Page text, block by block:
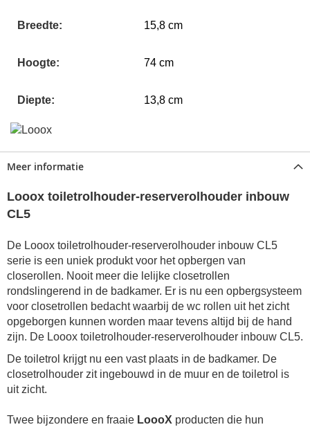
Breedte: 15,8 cm
Hoogte: 74 cm
Diepte: 13,8 cm
Meer informatie
Looox toiletrolhouder-reserverolhouder inbouw
CL5
De Looox toiletrolhouder-reserverolhouder inbouw CL5
serie is een uniek produkt voor het opbergen van
closerollen. Nooit meer die lelijke closetrollen
rondslingerend in de badkamer. Er is nu een opbergsysteem
voor closetrollen bedacht waarbij de wc rollen uit het zicht
opgeborgen kunnen worden maar tevens altijd bij de hand
zijn. De Looox toiletrolhouder-reserverolhouder inbouw CL5.
De toiletrol krijgt nu een vast plaats in de badkamer. De
closetrolhouder zit ingebouwd in de muur en de toiletrol is
uit zicht.
Twee bijzondere en fraaie LoooX producten die hun